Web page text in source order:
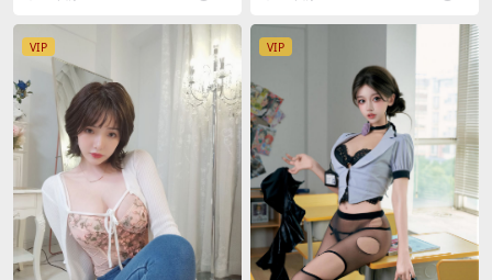
VIP VIP